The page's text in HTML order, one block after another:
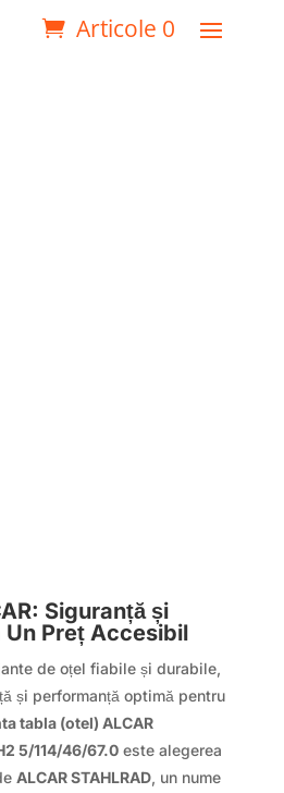
Articole 0
Siguranță și
Preț Accesibil
de oțel fiabile și durabile,
și performanță optimă pentru
tabla (otel) ALCAR
5/114/46/67.0este alegerea
ALCAR STAHLRAD, un nume